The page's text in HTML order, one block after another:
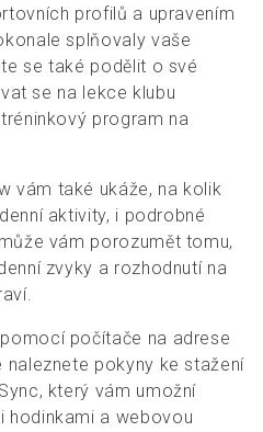
profilů a upravením
splňovaly vaše
se také podělit o své
se na lekce klubu
program na
vám také ukáže, na kolik
aktivity, i podrobné
vám porozumět tomu,
zvyky a rozhodnutí na
pomocí počítače na adrese
naleznete pokyny ke stažení
který vám umožní
hodinkami a webovou